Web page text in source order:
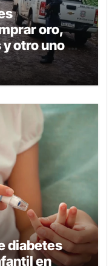
oro,
otro uno en
diabetes
en